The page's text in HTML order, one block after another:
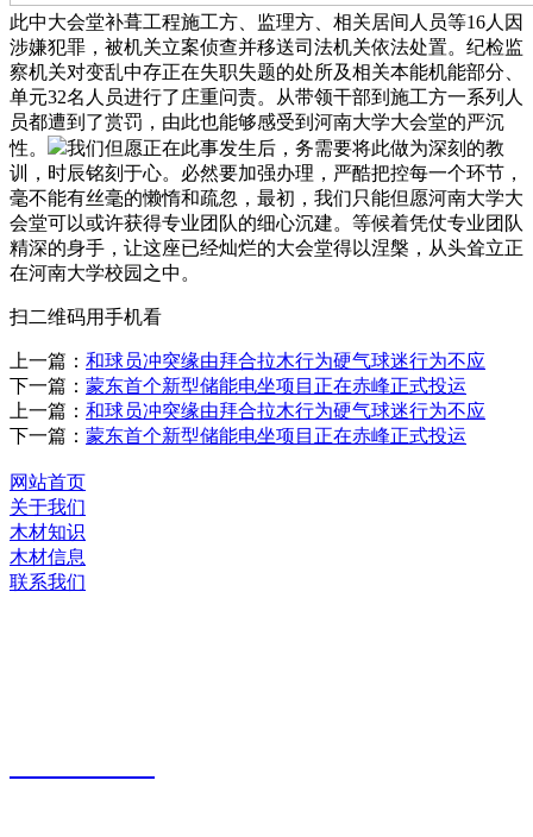
此中大会堂补葺工程施工方、监理方、相关居间人员等16人因
涉嫌犯罪，被机关立案侦查并移送司法机关依法处置。纪检监
察机关对变乱中存正在失职失题的处所及相关本能机能部分、
单元32名人员进行了庄重问责。从带领干部到施工方一系列人
员都遭到了赏罚，由此也能够感受到河南大学大会堂的严沉
性。
我们但愿正在此事发生后，务需要将此做为深刻的教
训，时辰铭刻于心。必然要加强办理，严酷把控每一个环节，
毫不能有丝毫的懒惰和疏忽，最初，我们只能但愿河南大学大
会堂可以或许获得专业团队的细心沉建。等候着凭仗专业团队
精深的身手，让这座已经灿烂的大会堂得以涅槃，从头耸立正
在河南大学校园之中。
扫二维码用手机看
上一篇： 和球员冲突缘由拜合拉木行为硬气球迷行为不应
下一篇： 蒙东首个新型储能电坐项目正在赤峰正式投运
上一篇： 和球员冲突缘由拜合拉木行为硬气球迷行为不应
下一篇： 蒙东首个新型储能电坐项目正在赤峰正式投运
网站首页
关于我们
木材知识
木材信息
联系我们